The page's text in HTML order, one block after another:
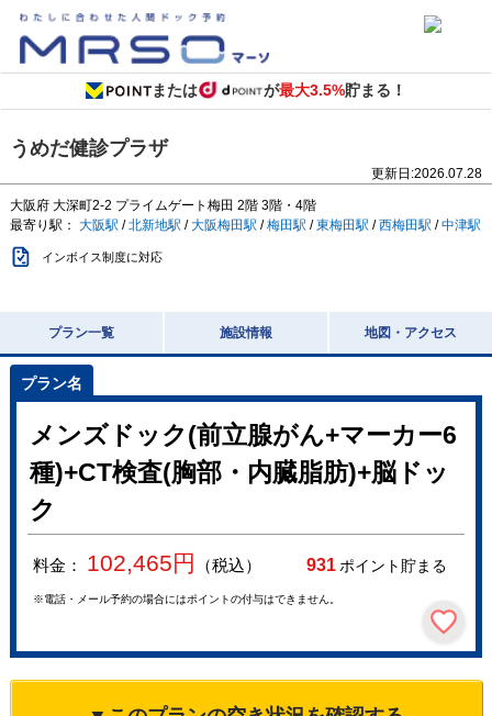
または が最大3.5%貯まる！
うめだ健診プラザ
更新日:2026.07.28
大阪府 大深町2-2 プライムゲート梅田 2階 3階・4階
最寄り駅： 大阪駅 /北新地駅 /大阪梅田駅 /梅田駅 /東梅田駅 /西梅田駅 /中津駅
インボイス制度に対応
プラン一覧 施設情報 地図・アクセス
メンズドック(前立腺がん+マーカー6
種)+CT検査(胸部・内臓脂肪)+脳ドッ
ク
料金： 102,465円 （税込） 931ポイント貯まる
※電話・メール予約の場合にはポイントの付与はできません。